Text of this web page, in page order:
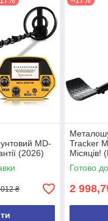
MD-
(2026)
₴
Tracker
Місяців!
2026 року)
Готово
2